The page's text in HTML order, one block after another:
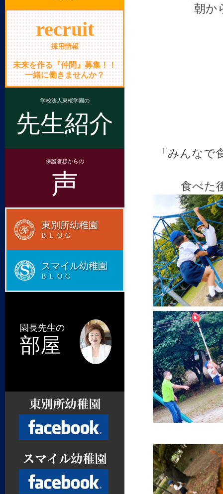
朝か
「みんな
食べた
recruit
採用情報
未来を作る『仲間』募集！！
一緒に働きませんか？
学校法人東桜学園の
先生紹介
保護者様からの
声
東別所幼稚園
BLOG
スマイル幼稚園
BLOG
園長先生の
部屋
Facebook